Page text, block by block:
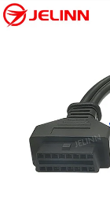
পণ্য
Co.,
Ltd..
All